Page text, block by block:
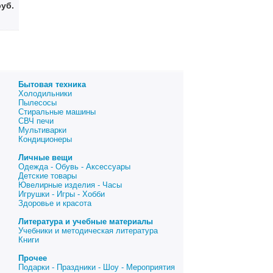
Бытовая техника
Холодильники
Пылесосы
Стиральные машины
СВЧ печи
Мультиварки
Кондиционеры
Личные вещи
Одежда - Обувь - Аксессуары
Детские товары
Ювелирные изделия - Часы
Игрушки - Игры - Хобби
Здоровье и красота
Литература и учебные материалы
Учебники и методическая литература
Книги
Прочее
Подарки - Праздники - Шоу - Мероприятия